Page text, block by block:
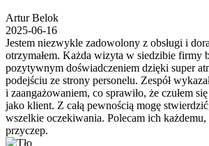
Artur Belok
2025-06-16
Jestem niezwykle zadowolony z obsługi i
otrzymałem. Każda wizyta w siedzibie firmy
pozytywnym doświadczeniem dzięki super
podejściu ze strony personelu. Zespół
i zaangażowaniem, co sprawiło, że czułem
jako klient. Z całą pewnością mogę
wszelkie oczekiwania. Polecam ich
przyczep.